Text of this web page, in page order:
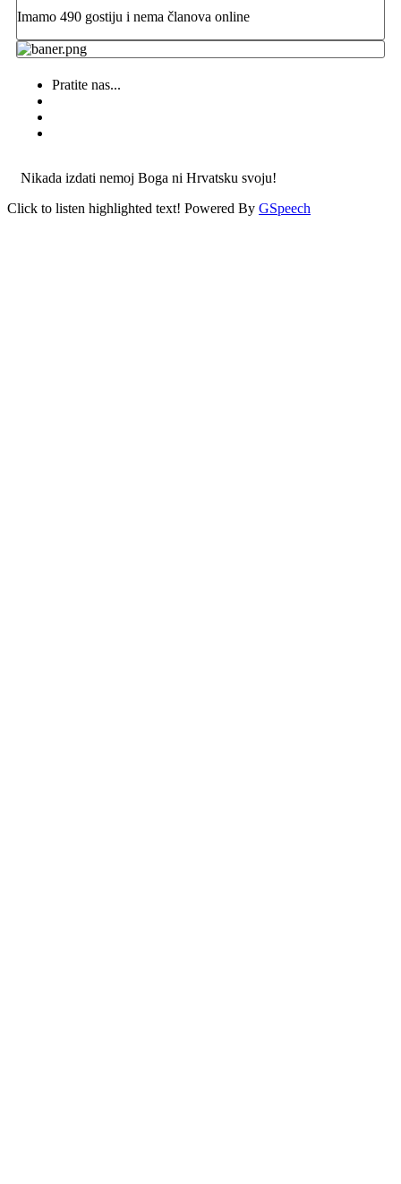
Imamo 490 gostiju i nema članova online
Pratite nas...
Nikada izdati nemoj Boga ni Hrvatsku svoju!
Click to listen highlighted text! Powered By GSpeech